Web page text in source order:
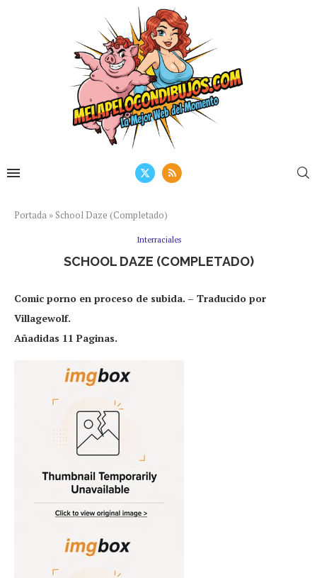
Portada » School Daze (Completado)
Interraciales
SCHOOL DAZE (COMPLETADO)
Comic porno en proceso de subida. – Traducido por
Villagewolf.
Añadidas 11 Paginas.